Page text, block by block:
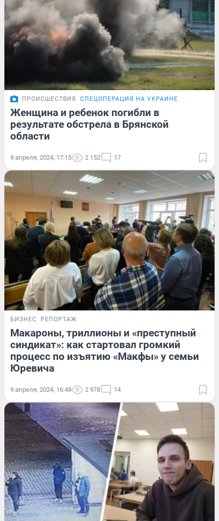
ПРОИСШЕСТВИЯ СПЕЦОПЕРАЦИЯ НА УКРАИНЕ
Женщина и ребенок погибли в
результате обстрела в Брянской
области
9 апреля, 2024, 17:15 2 152 17
БИЗНЕС РЕПОРТАЖ
Макароны, триллионы и «преступный
синдикат»: как стартовал громкий
процесс по изъятию «Макфы» у семьи
Юревича
9 апреля, 2024, 16:48 2 978 14